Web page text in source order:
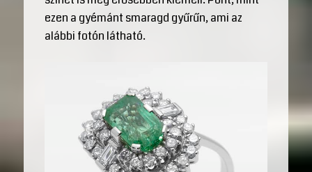
ezen a gyémánt smaragd gyűrűn, ami az
alábbi fotón látható.